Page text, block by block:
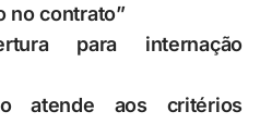
no contrato”
para internação
atende aos critérios